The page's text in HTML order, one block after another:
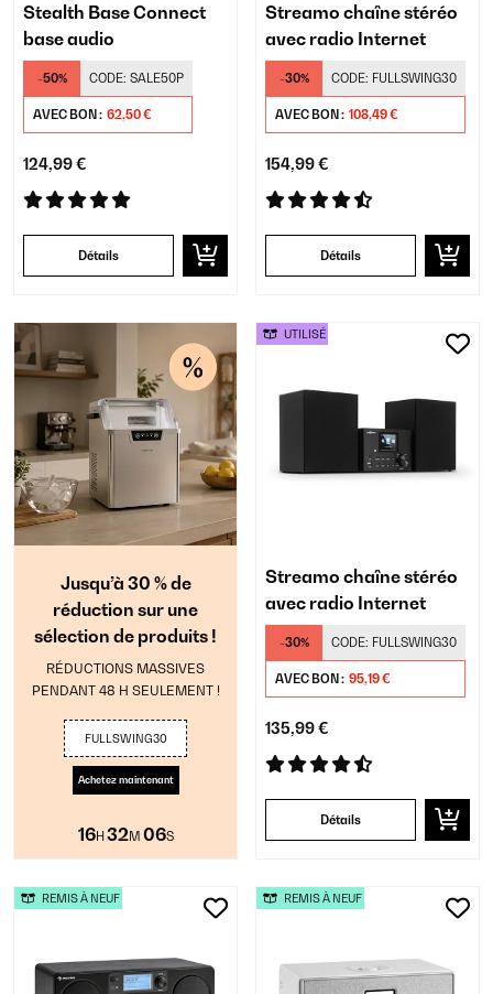
Stealth Base Connect
base audio
-50% CODE: SALE50P
AVEC BON : 62,50 €
124,99 €
Détails
Streamo chaîne stéréo
avec radio Internet
-30% CODE: FULLSWING30
AVEC BON : 108,49 €
154,99 €
Détails
Jusqu’à 30 % de
réduction sur une
sélection de produits !
RÉDUCTIONS MASSIVES
PENDANT 48 H SEULEMENT !
FULLSWING30
Achetez maintenant
16H 32M 05S
Streamo chaîne stéréo
avec radio Internet
-30% CODE: FULLSWING30
AVEC BON : 95,19 €
135,99 €
Détails
UTILISÉ
REMIS À NEUF REMIS À NEUF